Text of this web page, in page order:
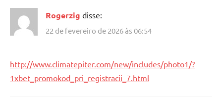
Rogerzig disse:
22 de fevereiro de 2026 às 06:54
http://www.climatepiter.com/new/includes/photo1/?
1xbet_promokod_pri_registracii_7.html